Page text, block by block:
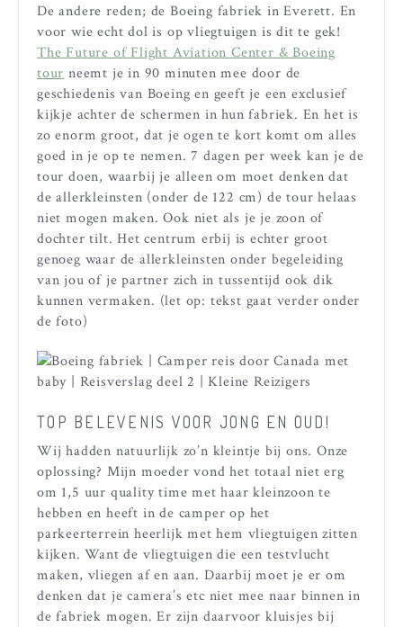
De andere reden; de Boeing fabriek in Everett. En
voor wie echt dol is op vliegtuigen is dit te gek!
The Future of Flight Aviation Center & Boeing
tour neemt je in 90 minuten mee door de
geschiedenis van Boeing en geeft je een exclusief
kijkje achter de schermen in hun fabriek. En het is
zo enorm groot, dat je ogen te kort komt om alles
goed in je op te nemen. 7 dagen per week kan je de
tour doen, waarbij je alleen om moet denken dat
de allerkleinsten (onder de 122 cm) de tour helaas
niet mogen maken. Ook niet als je je zoon of
dochter tilt. Het centrum erbij is echter groot
genoeg waar de allerkleinsten onder begeleiding
van jou of je partner zich in tussentijd ook dik
kunnen vermaken. (let op: tekst gaat verder onder
de foto)
TOP BELEVENIS VOOR JONG EN OUD!
Wij hadden natuurlijk zo’n kleintje bij ons. Onze
oplossing? Mijn moeder vond het totaal niet erg
om 1,5 uur quality time met haar kleinzoon te
hebben en heeft in de camper op het
parkeerterrein heerlijk met hem vliegtuigen zitten
kijken. Want de vliegtuigen die een testvlucht
maken, vliegen af en aan. Daarbij moet je er om
denken dat je camera’s etc niet mee naar binnen in
de fabriek mogen. Er zijn daarvoor kluisjes bij